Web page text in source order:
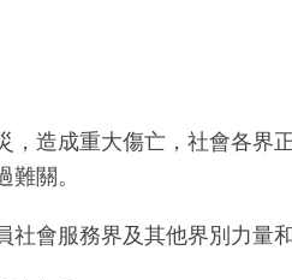
，造成重大傷亡，社會各界
關。
社會服務界及其他界別力量